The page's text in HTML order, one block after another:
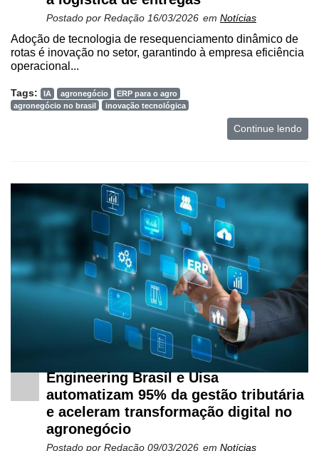
conta
Notícias
Troca
de
Cadeira
Agenda
Robótica
Conectividade
Postado por Redação 16/03/2026 em Notícias
Adoção de tecnologia de resequenciamento dinâmico de
rotas é inovação no setor, garantindo à empresa eficiência
operacional...
Tags: IA agronegócio
ERP para o agro
agronegócio no brasil
inovação tecnológica
Continue lendo
Engineering Brasil e Uisa
automatizam 95% da gestão tributária
e aceleram transformação digital no
agronegócio
Postado por Redação 09/03/2026 em Notícias